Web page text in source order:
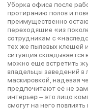
Уборка офиса после
протиранию полов и
преимущественно
переходящие «из
сотрудникам с
тех же пылевых клещей
ситуация складывается
можно еще встретить
владельцы заведений
маскировкой, надевая
предпочитают её не
интерьер – это лицо
смогут на него